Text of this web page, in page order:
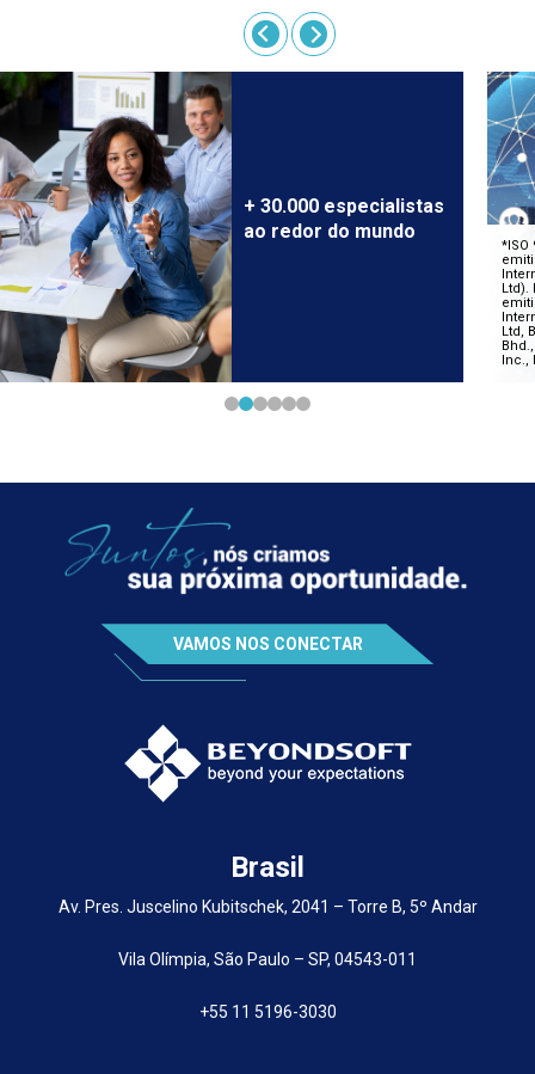
+ 30.000 especialistas
ao redor do mundo
VAMOS NOS CONECTAR
Brasil
Av. Pres. Juscelino Kubitschek, 2041 – Torre B, 5º Andar
Vila Olímpia, São Paulo – SP, 04543-011
+55 11 5196-3030